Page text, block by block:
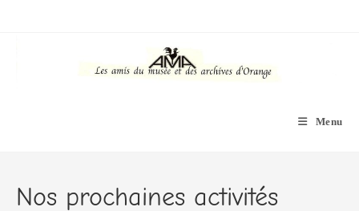
Menu
Nos prochaines activités